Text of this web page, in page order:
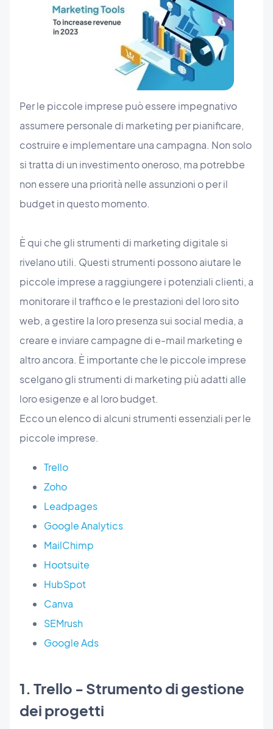
Per le piccole imprese può essere impegnativo
assumere personale di marketing per pianificare,
costruire e implementare una campagna. Non solo
si tratta di un investimento oneroso, ma potrebbe
non essere una priorità nelle assunzioni o per il
budget in questo momento.
È qui che gli strumenti di marketing digitale si
rivelano utili. Questi strumenti possono aiutare le
piccole imprese a raggiungere i potenziali clienti, a
monitorare il traffico e le prestazioni del loro sito
web, a gestire la loro presenza sui social media, a
creare e inviare campagne di e-mail marketing e
altro ancora. È importante che le piccole imprese
scelgano gli strumenti di marketing più adatti alle
loro esigenze e al loro budget.
Ecco un elenco di alcuni strumenti essenziali per le
piccole imprese.
Trello
Zoho
Leadpages
Google Analytics
MailChimp
Hootsuite
HubSpot
Canva
SEMrush
Google Ads
1. Trello - Strumento di gestione
dei progetti